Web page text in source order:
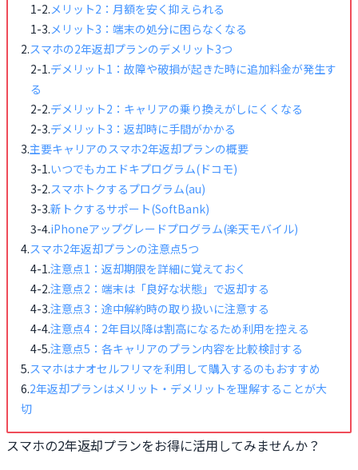
メリット2：月額を安く抑えられる
メリット3：端末の処分に困らなくなる
スマホの2年返却プランのデメリット3つ
デメリット1：故障や破損が起きた時に追加料金が発生す
る
デメリット2：キャリアの乗り換えがしにくくなる
デメリット3：返却時に手間がかかる
主要キャリアのスマホ2年返却プランの概要
いつでもカエドキプログラム(ドコモ)
スマホトクするプログラム(au)
新トクするサポート(SoftBank)
iPhoneアップグレードプログラム(楽天モバイル)
スマホ2年返却プランの注意点5つ
注意点1：返却期限を詳細に覚えておく
注意点2：端末は「良好な状態」で返却する
注意点3：途中解約時の取り扱いに注意する
注意点4：2年目以降は割高になるため利用を控える
注意点5：各キャリアのプラン内容を比較検討する
スマホはナオセルフリマを利用して購入するのもおすすめ
2年返却プランはメリット・デメリットを理解することが大
切
スマホの2年返却プランをお得に活用してみませんか？